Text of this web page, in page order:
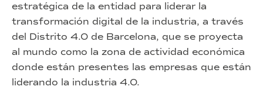
estratégica de la entidad para liderar la
transformación digital de la industria, a través
del Distrito 4.0 de Barcelona, que se proyecta
al mundo como la zona de actividad económica
donde están presentes las empresas que están
liderando la industria 4.0.